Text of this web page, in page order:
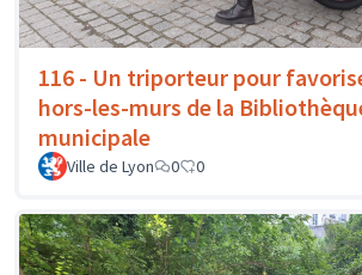
116 - Un triporteur pour
hors-les-murs de la
municipale
Ville de Lyon 0 0